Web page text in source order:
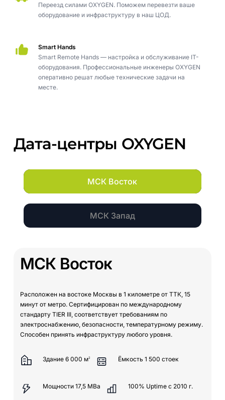
Переезд силами OXYGEN. Поможем перевезти ваше
оборудование и инфраструктуру в наш ЦОД.
Smart Hands
Smart Remote Hands — настройка и обслуживание IT-
оборудования. Профессиональные инженеры OXYGEN
оперативно решат любые технические задачи на
месте.
Дата-центры OXYGEN
МСК Восток
МСК Запад
МСК Восток
Расположен на востоке Москвы в 1 километре от ТТК, 15
минут от метро. Сертифицирован по международному
стандарту TIER III, соответствует требованиям по
электроснабжению, безопасности, температурному режиму.
Способен принять инфраструктуру любого уровня.
Здание 6 000 м2 Ёмкость 1 500 стоек
Мощности 17,5 МВа 100% Uptime с 2010 г.